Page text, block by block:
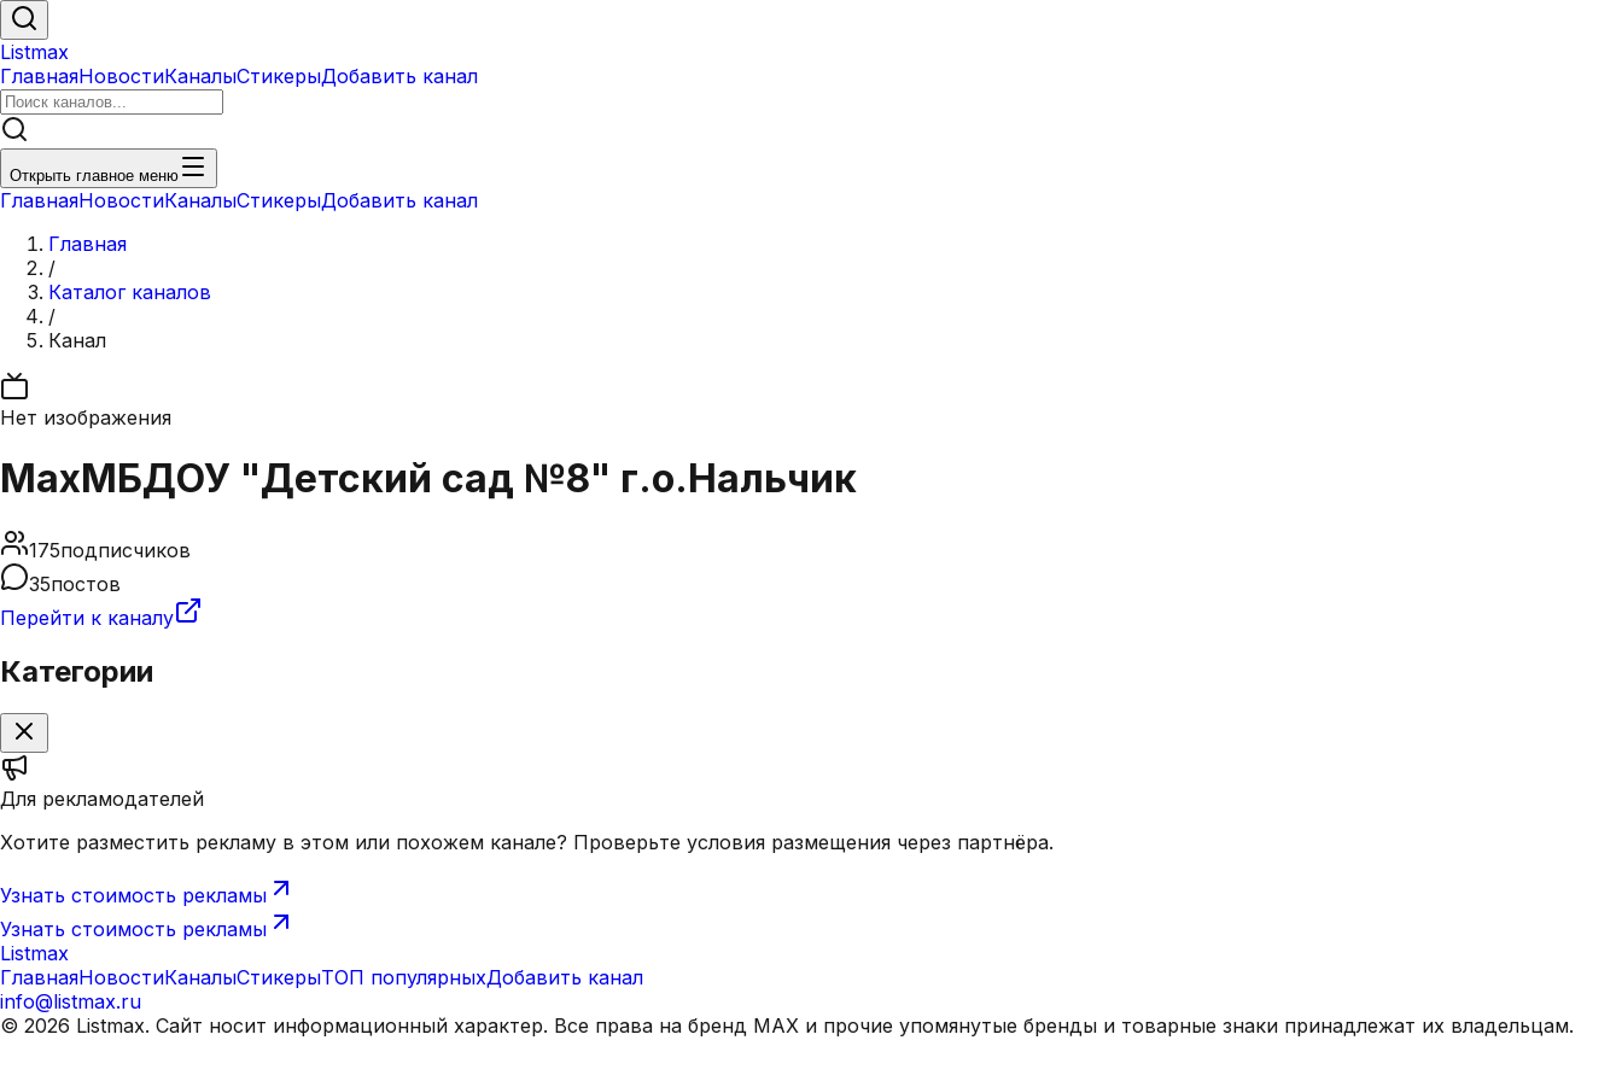
Listmax
ГлавнаяНовостиКаналыСтикерыДобавить канал
Открыть главное меню
ГлавнаяНовостиКаналыСтикерыДобавить канал
Главная
/
Каталог каналов
/
Канал
Нет изображения
MaxМБДОУ "Детский сад №8" г.о.Нальчик
175подписчиков
35постов
Перейти к каналу
Категории
Для рекламодателей
Хотите разместить рекламу в этом или похожем канале? Проверьте условия размещения через партнёра.
Узнать стоимость рекламы
Узнать стоимость рекламы
Listmax
ГлавнаяНовостиКаналыСтикерыТОП популярныхДобавить канал
info@listmax.ru
© 2026 Listmax. Сайт носит информационный характер. Все права на бренд MAX и прочие упомянутые бренды и товарные знаки принадлежат их владельцам.